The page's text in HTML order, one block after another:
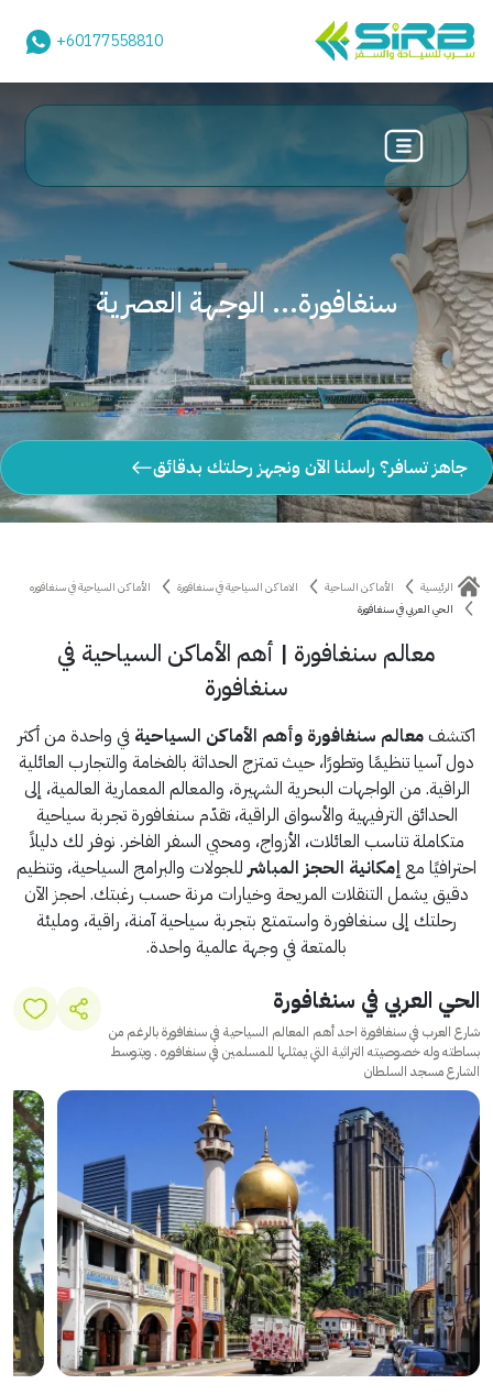
+60177558810
سنغافورة... الوجهة العصرية
جاهز تسافر؟ راسلنا الآن ونجهز رحلتك بدقائق
الرئيسية الأماكن الساحية الاماكن السياحية في سنغافورة
الأماكن السياحية في سنغافوره
الحي العربي في سنغافورة
معالم سنغافورة | أهم الأماكن السياحية في
سنغافورة
اكتشفمعالم سنغافورة وأهم الأماكن السياحية في واحدة من أكثر
دول آسيا تنظيمًا وتطورًا، حيث تمتزج الحداثة بالفخامة والتجارب العائلية
الراقية. من الواجهات البحرية الشهيرة، والمعالم المعمارية العالمية، إلى
الحدائق الترفيهية والأسواق الراقية، تقدّم سنغافورة تجربة سياحية
متكاملة تناسب العائلات، الأزواج، ومحبي السفر الفاخر. نوفر لك دليلاً
احترافيًا معإمكانية الحجز المباشرللجولات والبرامج السياحية، وتنظيم
دقيق يشمل التنقلات المريحة وخيارات مرنة حسب رغبتك. احجز الآن
رحلتك إلى سنغافورة واستمتع بتجربة سياحية آمنة، راقية، ومليئة
بالمتعة في وجهة عالمية واحدة.
الحي العربي في سنغافورة
شارع العرب في سنغافورة احد أهم المعالم السياحية في سنغافورة بالرغم من
بساطته وله خصوصيته التراثية التي يمثلها للمسلمين في سنغافوره . ويتوسط
الشارع مسجد السلطان